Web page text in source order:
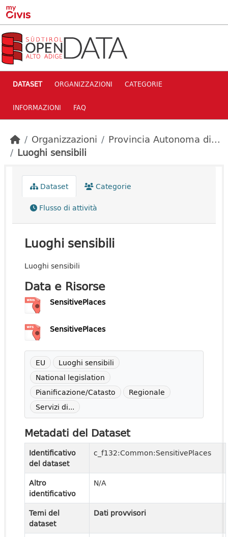
Skip to main content
DATASET ORGANIZZAZIONI CATEGORIE
INFORMAZIONI FAQ
Organizzazioni
Provincia Autonoma di...
Luoghi sensibili
Dataset
Categorie
Flusso di attività
Luoghi sensibili
Luoghi sensibili
Data e Risorse
SensitivePlaces
SensitivePlaces
EU
Luoghi sensibili
National legislation
Pianificazione/Catasto
Regionale
Servizi di...
Metadati del Dataset
Identificativo
del dataset
c_f132:Common:SensitivePlaces
Altro
identificativo
N/A
Temi del
dataset
Dati provvisori